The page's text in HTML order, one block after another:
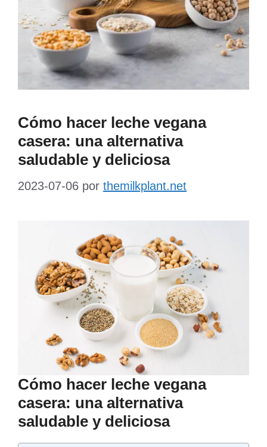
Cómo hacer leche vegana
casera: una alternativa
saludable y deliciosa
2023-07-06 por themilkplant.net
Cómo hacer leche vegana
casera: una alternativa
saludable y deliciosa